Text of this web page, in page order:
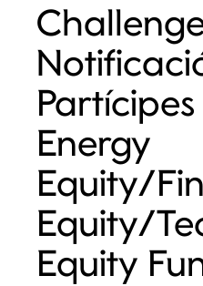
Energy
Equity/
Equity/
Equity